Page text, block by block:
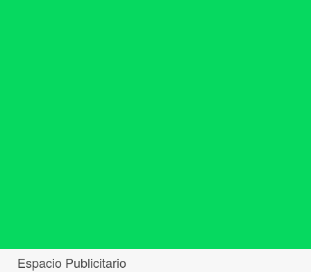
Espacio Publicitario